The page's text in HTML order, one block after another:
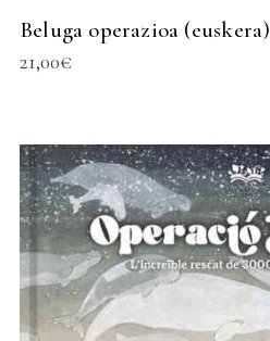
Beluga operazioa (euskera)
21,00€